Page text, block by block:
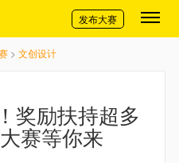
切换导航
发布大赛
> 文创设计
奖励扶持超多
赛等你来